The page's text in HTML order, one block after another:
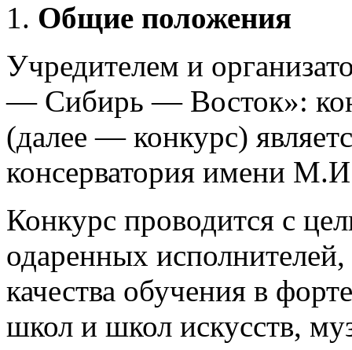
Общие положения
Учредителем и
— Сибирь — Восток»:
(далее — конкурс)
консерватория имени
Конкурс проводится с
одаренных
качества обучения в
школ и школ искусств,